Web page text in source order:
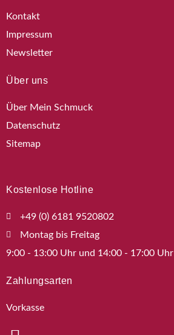
Kontakt
Impressum
Newsletter
Über uns
Über Mein Schmuck
Datenschutz
Sitemap
Kostenlose Hotline
+49 (0) 6181 9520802
Montag bis Freitag
9:00 - 13:00 Uhr und 14:00 - 17:00 Uhr
Zahlungsarten
Vorkasse